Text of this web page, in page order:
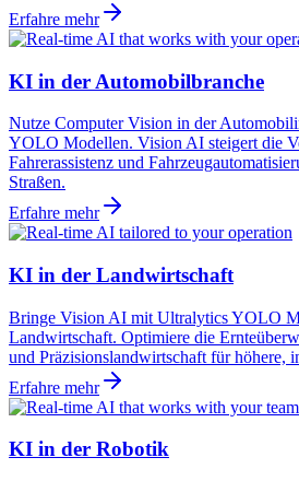
Erfahre mehr
KI in der Automobilbranche
Nutze Computer Vision in der
YOLO Modellen. Vision AI steigert die
Fahrerassistenz und
Straßen.
Erfahre mehr
KI in der Landwirtschaft
Bringe Vision AI mit Ultralytics YOLO
Landwirtschaft. Optimiere die
und Präzisionslandwirtschaft für höhere,
Erfahre mehr
KI in der Robotik